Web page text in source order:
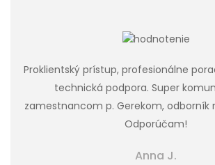
Proklientský prístup, profesionálne
technická podpora. Super
zamestnancom p. Gerekom, odborník
Odporúčam!
Anna J.